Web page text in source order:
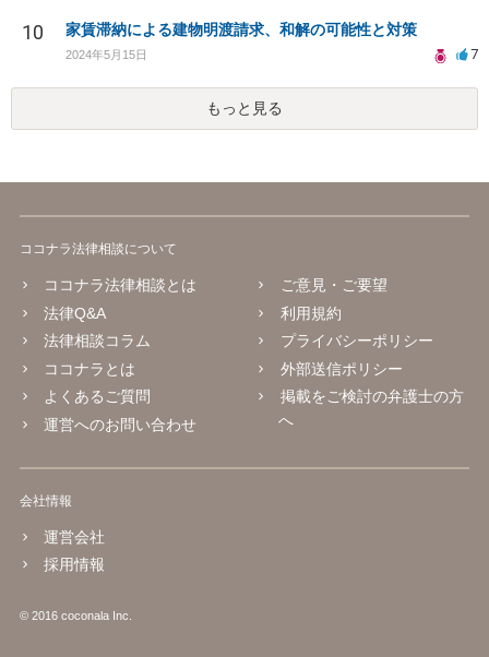
10 家賃滞納による建物明渡請求、和解の可能性と対策
2024年5月15日 7
もっと見る
ココナラ法律相談について
ココナラ法律相談とは
法律Q&A
法律相談コラム
ココナラとは
よくあるご質問
運営へのお問い合わせ
ご意見・ご要望
利用規約
プライバシーポリシー
外部送信ポリシー
掲載をご検討の弁護士の方
へ
会社情報
運営会社
採用情報
© 2016 coconala Inc.